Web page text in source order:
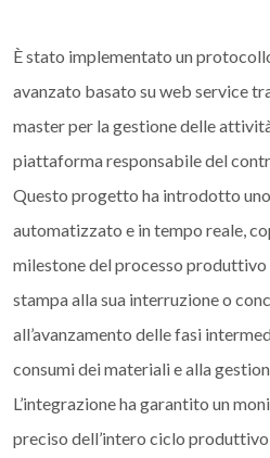
È stato implementato un
avanzato basato su web service
master per la gestione delle
piattaforma responsabile del
Questo progetto ha introdotto
automatizzato e in tempo reale,
milestone del processo produttivo
stampa alla sua interruzione o
all’avanzamento delle fasi
consumi dei materiali e alla
L’integrazione ha garantito un
preciso dell’intero ciclo